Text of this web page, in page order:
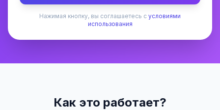
Нажимая кнопку, вы соглашаетесь с условиями
использования
Как это работает?